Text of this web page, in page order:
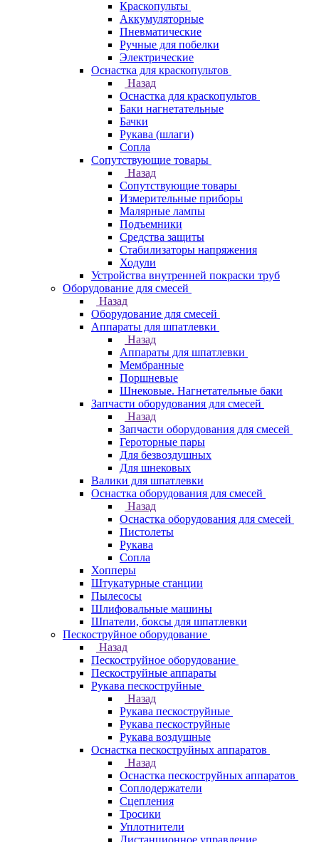
Краскопульты
Аккумуляторные
Пневматические
Ручные для побелки
Электрические
Оснастка для краскопультов
Назад
Оснастка для краскопультов
Баки нагнетательные
Бачки
Рукава (шлаги)
Сопла
Сопутствующие товары
Назад
Сопутствующие товары
Измерительные приборы
Малярные лампы
Подъемники
Средства защиты
Стабилизаторы напряжения
Ходули
Устройства внутренней покраски труб
Оборудование для смесей
Назад
Оборудование для смесей
Аппараты для шпатлевки
Назад
Аппараты для шпатлевки
Мембранные
Поршневые
Шнековые. Нагнетательные баки
Запчасти оборудования для смесей
Назад
Запчасти оборудования для смесей
Героторные пары
Для безвоздушных
Для шнековых
Валики для шпатлевки
Оснастка оборудования для смесей
Назад
Оснастка оборудования для смесей
Пистолеты
Рукава
Сопла
Хопперы
Штукатурные станции
Пылесосы
Шлифовальные машины
Шпатели, боксы для шпатлевки
Пескоструйное оборудование
Назад
Пескоструйное оборудование
Пескоструйные аппараты
Рукава пескоструйные
Назад
Рукава пескоструйные
Рукава пескоструйные
Рукава воздушные
Оснастка пескоструйных аппаратов
Назад
Оснастка пескоструйных аппаратов
Соплодержатели
Сцепления
Тросики
Уплотнители
Дистанционное управление